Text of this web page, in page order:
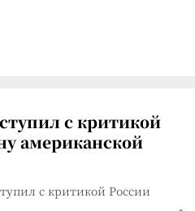
с критикой
американской
с критикой России